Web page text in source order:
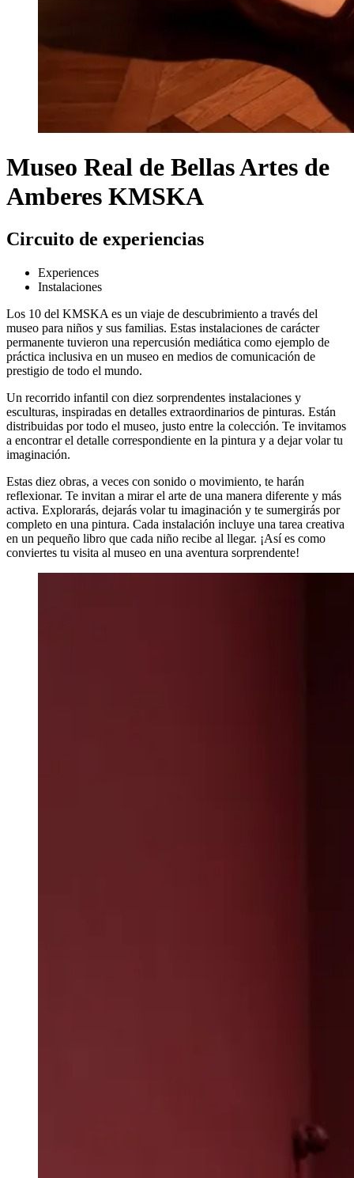
Museo Real de Bellas Artes de
Amberes KMSKA
Circuito de experiencias
Experiences
Instalaciones
Los 10 del KMSKA es un viaje de descubrimiento a través del
museo para niños y sus familias. Estas instalaciones de carácter
permanente tuvieron una repercusión mediática como ejemplo de
práctica inclusiva en un museo en medios de comunicación de
prestigio de todo el mundo.
Un recorrido infantil con diez sorprendentes instalaciones y
esculturas, inspiradas en detalles extraordinarios de pinturas. Están
distribuidas por todo el museo, justo entre la colección. Te invitamos
a encontrar el detalle correspondiente en la pintura y a dejar volar tu
imaginación.
Estas diez obras, a veces con sonido o movimiento, te harán
reflexionar. Te invitan a mirar el arte de una manera diferente y más
activa. Explorarás, dejarás volar tu imaginación y te sumergirás por
completo en una pintura. Cada instalación incluye una tarea creativa
en un pequeño libro que cada niño recibe al llegar. ¡Así es como
conviertes tu visita al museo en una aventura sorprendente!